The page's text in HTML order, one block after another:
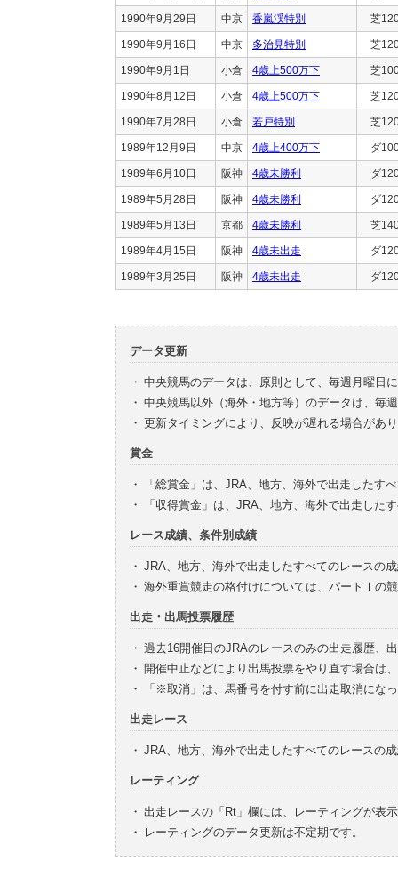
1990年9月29日 中京 香嵐渓特別 芝
1990年9月16日 中京 多治見特別 芝
1990年9月1日 小倉 4歳上500万下 芝
1990年8月12日 小倉 4歳上500万下 芝
1990年7月28日 小倉 若戸特別 芝
1989年12月9日 中京 4歳上400万下 ダ
1989年6月10日 阪神 4歳未勝利 ダ
1989年5月28日 阪神 4歳未勝利 ダ
1989年5月13日 京都 4歳未勝利 芝
1989年4月15日 阪神 4歳未出走 ダ
1989年3月25日 阪神 4歳未出走 ダ
データ更新
・ 中央競馬のデータは、原則として、毎週月曜日
・ 中央競馬以外（海外・地方等）のデータは、毎
・ 更新タイミングにより、反映が遅れる場合があ
賞金
・
「総賞金」は、JRA、地方、海外で出走したす
・
「収得賞金」は、JRA、地方、海外で出走した
レース成績、条件別成績
・ JRA、地方、海外で出走したすべてのレースの
・ 海外重賞競走の格付けについては、パートⅠの
出走・出馬投票履歴
・ 過去16開催日のJRAのレースのみの出走履歴、
・ 開催中止などにより出馬投票をやり直す場合は
・
「※取消」は、馬番号を付す前に出走取消にな
出走レース
・ JRA、地方、海外で出走したすべてのレースの
レーティング
・ 出走レースの「Rt」欄には、レーティングが表
・
レーティングのデータ更新は不定期です。